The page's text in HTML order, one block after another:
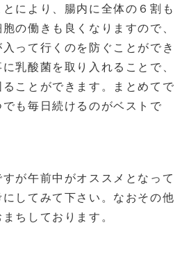
により、腸内に全体の６割も
の働きも良くなりますので、
って行くのを防ぐことができ
乳酸菌を取り入れることで、
ことができます。まとめてで
も毎日続けるのがベストで
が午前中がオススメとなって
してみて下さい。なおその他
ちしております。